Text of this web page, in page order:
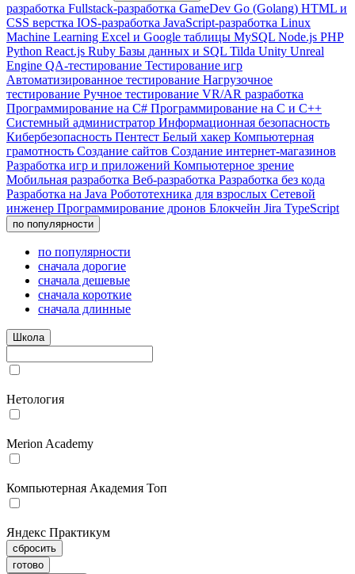
разработка Fullstack-разработка GameDev Go (Golang) HTML и
CSS верстка IOS-разработка JavaScript-разработка Linux
Machine Learning Excel и Google таблицы MySQL Node.js PHP
Python React.js Ruby Базы данных и SQL Tilda Unity Unreal
Engine QA-тестирование Тестирование игр
Автоматизированное тестирование Нагрузочное
тестирование Ручное тестирование VR/AR разработка
Программирование на C# Программирование на С и C++
Системный администратор Информационная безопасность
Кибербезопасность Пентест Белый хакер Компьютерная
грамотность Создание сайтов Создание интернет-магазинов
Разработка игр и приложений Компьютерное зрение
Мобильная разработка Веб-разработка Разработка без кода
Разработка на Java Робототехника для взрослых Сетевой
инженер Программирование дронов Блокчейн Jira TypeScript
по популярности
по популярности
сначала дорогие
сначала дешевые
сначала короткие
сначала длинные
Школа
Нетология
Merion Academy
Компьютерная Академия Топ
Яндекс Практикум
сбросить
готово